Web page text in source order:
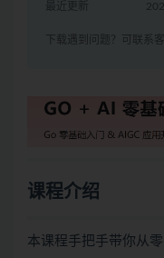
最近更新
下载遇到问题？可联系
课程介绍
本课程手把手带你从